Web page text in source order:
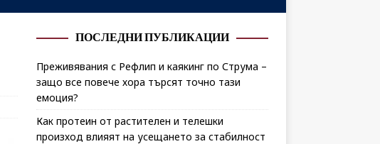
ПОСЛЕДНИ ПУБЛИКАЦИИ
Преживявания с Рефлип и каякинг по Струма –
защо все повече хора търсят точно тази
емоция?
Как протеин от растителен и телешки
произход влияят на усещането за стабилност